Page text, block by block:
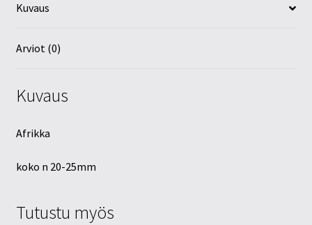
Kuvaus
Arviot (0)
Kuvaus
Afrikka
koko n 20-25mm
Tutustu myös